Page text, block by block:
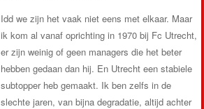
Idd we zijn het vaak niet eens met elkaar. Maar
ik kom al vanaf oprichting in 1970 bij Fc Utrecht,
er zijn weinig of geen managers die het beter
hebben gedaan dan hij. En Utrecht een stabiele
subtopper heb gemaakt. Ik ben zelfs in de
slechte jaren, van bijna degradatie, altijd achter